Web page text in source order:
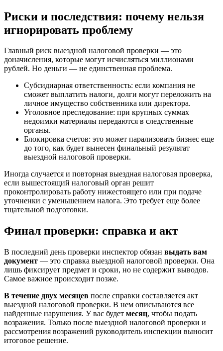
Риски и последствия: почему нельзя
игнорировать проблему
Главный риск выездной налоговой проверки — это
доначисления, которые могут исчисляться миллионами
рублей. Но деньги — не единственная проблема.
Субсидиарная ответственность: если компания не
сможет выплатить налоги, долги могут переложить на
личное имущество собственника или директора.
Уголовное преследование: при крупных суммах
недоимки материалы передаются в следственные
органы.
Блокировка счетов: это может парализовать бизнес еще
до того, как будет вынесен финальный результат
выездной налоговой проверки.
Иногда случается и повторная выездная налоговая проверка,
если вышестоящий налоговый орган решит
проконтролировать работу нижестоящего или при подаче
уточненки с уменьшением налога. Это требует еще более
тщательной подготовки.
Финал проверки: справка и акт
В последний день проверки инспектор обязан выдать вам
документ — это справка выездной налоговой проверки. Она
лишь фиксирует предмет и сроки, но не содержит выводов.
Самое важное происходит позже.
В течение двух месяцев после справки составляется акт
выездной налоговой проверки. В нем описываются все
найденные нарушения. У вас будет месяц, чтобы подать
возражения. Только после выездной налоговой проверки и
рассмотрения возражений руководитель инспекции выносит
итоговое решение.